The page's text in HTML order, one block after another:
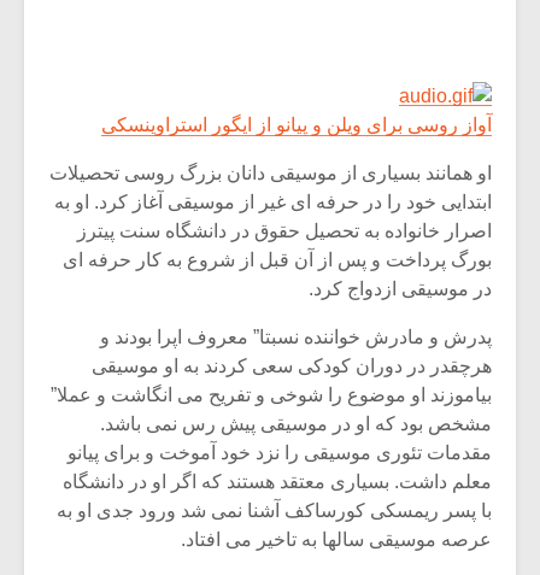
آواز روسی برای ویلن و پیانو از ایگور استراوینسکی
او همانند بسیاری از موسیقی دانان بزرگ روسی تحصیلات
ابتدایی خود را در حرفه ای غیر از موسیقی آغاز کرد. او به
اصرار خانواده به تحصیل حقوق در دانشگاه سنت پیترز
بورگ پرداخت و پس از آن قبل از شروع به کار حرفه ای
در موسیقی ازدواج کرد.
پدرش و مادرش خواننده نسبتا” معروف اپرا بودند و
هرچقدر در دوران کودکی سعی کردند به او موسیقی
بیاموزند او موضوع را شوخی و تفریح می انگاشت و عملا”
مشخص بود که او در موسیقی پیش رس نمی باشد.
مقدمات تئوری موسیقی را نزد خود آموخت و برای پیانو
معلم داشت. بسیاری معتقد هستند که اگر او در دانشگاه
با پسر ریمسکی کورساکف آشنا نمی شد ورود جدی او به
عرصه موسیقی سالها به تاخیر می افتاد.
میکلوش روژا